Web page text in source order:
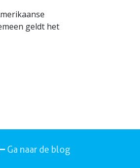
geldt het
Ga naar de blog